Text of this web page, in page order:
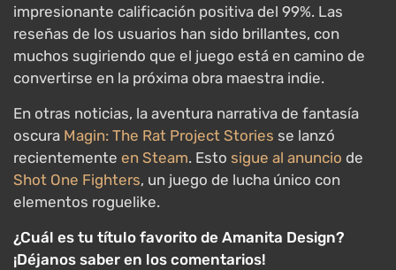
impresionante calificación positiva del 99%. Las
reseñas de los usuarios han sido brillantes, con
muchos sugiriendo que el juego está en camino de
convertirse en la próxima obra maestra indie.
En otras noticias, la aventura narrativa de fantasía
oscura Magin: The Rat Project Stories se lanzó
recientemente en Steam. Esto sigue al anuncio de
Shot One Fighters, un juego de lucha único con
elementos roguelike.
¿Cuál es tu título favorito de Amanita Design?
¡Déjanos saber en los comentarios!